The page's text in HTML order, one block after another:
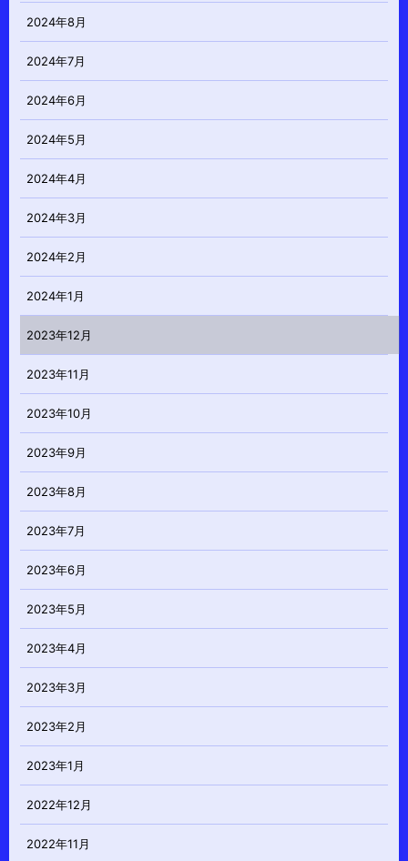
2024年8月
2024年7月
2024年6月
2024年5月
2024年4月
2024年3月
2024年2月
2024年1月
2023年12月
2023年11月
2023年10月
2023年9月
2023年8月
2023年7月
2023年6月
2023年5月
2023年4月
2023年3月
2023年2月
2023年1月
2022年12月
2022年11月